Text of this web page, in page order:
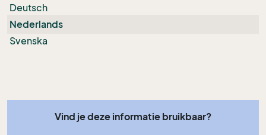
Deutsch
Nederlands
Svenska
Vind je deze informatie bruikbaar?